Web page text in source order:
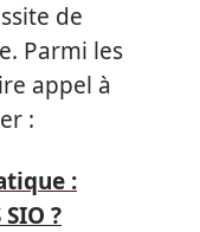
de
Parmi les
appel à
:
:
?